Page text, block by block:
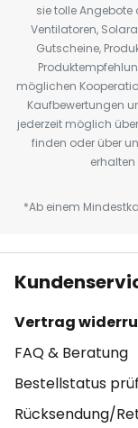
sie tolle
Ventilatoren,
Gutscheine,
möglichen
Kaufbewertungen
jederzeit möglich
finden oder über
erhalten
*Ab einem
Vertrag
FAQ & Beratung
Bestellstatus
Rücksendung/